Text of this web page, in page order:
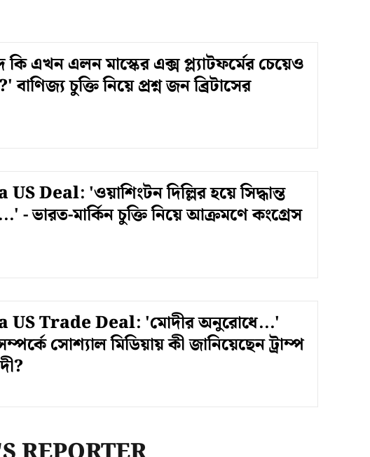
এখন এলন মাস্কের এক্স প্ল্যাটফর্মের চেয়েও
বাণিজ্য চুক্তি নিয়ে প্রশ্ন জন ব্রিটাসের
Deal: 'ওয়াশিংটন দিল্লির হয়ে সিদ্ধান্ত
- ভারত-মার্কিন চুক্তি নিয়ে আক্রমণে কংগ্রেস
US Trade Deal: 'মোদীর অনুরোধে...'
সোশ্যাল মিডিয়ায় কী জানিয়েছেন ট্রাম্প